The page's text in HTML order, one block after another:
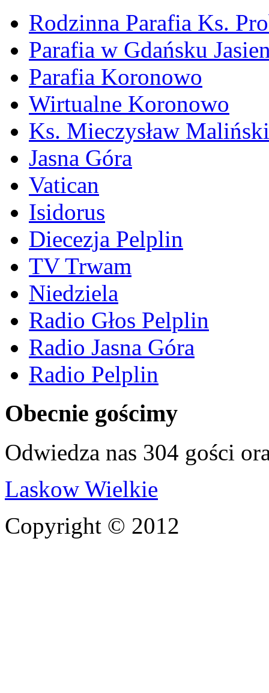
Rodzinna Parafia Ks.
Parafia w Gdańsku
Parafia Koronowo
Wirtualne Koronowo
Ks. Mieczysław Maliński
Jasna Góra
Vatican
Isidorus
Diecezja Pelplin
TV Trwam
Niedziela
Radio Głos Pelplin
Radio Jasna Góra
Radio Pelplin
Obecnie gościmy
Odwiedza nas 304 gości
Laskow Wielkie
Copyright © 2012